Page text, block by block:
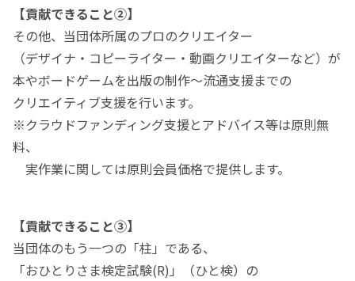
【貢献できること②】
その他、当団体所属のプロのクリエイター
（デザイナ・コピーライター・動画クリエイターなど）が
本やボードゲームを出版の制作〜流通支援までの
クリエイティブ支援を行います。
※クラウドファンディング支援とアドバイス等は原則無
料、
実作業に関しては原則会員価格で提供します。
【貢献できること③】
当団体のもう一つの「柱」である、
「おひとりさま検定試験(R)」（ひと検）の